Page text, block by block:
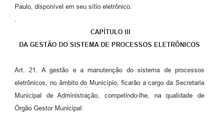
Paulo, disponível em seu sítio eletrônico.
.
CAPÍTULO III
DA GESTÃO DO SISTEMA DE PROCESSOS ELETRÔNICOS
Art. 21. A gestão e a manutenção do sistema de processos
eletrônicos, no âmbito do Município, ficarão a cargo da Secretaria
Municipal de Administração, competindo-lhe, na qualidade de
Órgão Gestor Municipal: